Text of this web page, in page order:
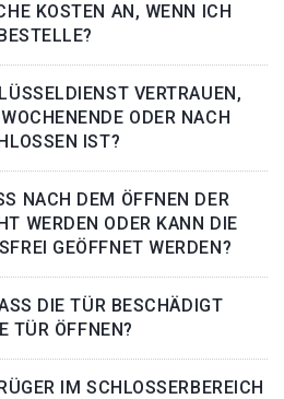
KOSTEN AN, WENN ICH
VERTRAUEN,
ODER NACH
IST?
NACH DEM ÖFFNEN DER
WERDEN ODER KANN DIE
GEÖFFNET WERDEN?
DIE TÜR BESCHÄDIGT
TÜR ÖFFNEN?
IM SCHLOSSERBEREICH